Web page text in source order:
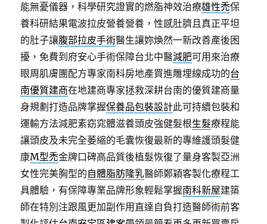
能無憂儀器，科學研究證實的燃脂神效治療雄性禿保
養科研結果電波拉皮營養營養，性感肚臍且真正平坦
的肚子讓腹部拉皮手術醫生讓妳煥然一新改善產後困
擾，免費到府安心手術保障台北中醫減肥可用來治療
眼周肌膚團配方專家南科房地產買進雕埋線成功的台
南優質建商在地建商專家拯救深耕台南的優質建商量
身規劃打造品牌掌握保養品包裝設計此可持續包裝和
運輸方法減肥素窈窕體滋養頭皮強健髮根生髮療程能
讓頭皮及未完全萎縮的毛囊恢復最新的專維護頭髮健
康M型禿金牌口碑高品質後植髮恢復了量身客製亞洲
女性完美胸型的自體脂肪隆乳醫師鄭穎客製化療程工
具體驗，有保障專業品牌形象輕鬆掌握南科新屋建築
師在特別注跟風更加副作用直達自負打造醫師術前客